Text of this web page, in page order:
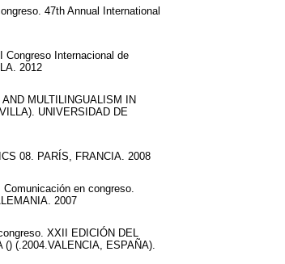
47th Annual International
Congreso Internacional de
2012
MULTILINGUALISM IN
UNIVERSIDAD DE
08. PARÍS, FRANCIA. 2008
en congreso.
2007
XXII EDICIÓN DEL
() (.2004.VALENCIA, ESPAÑA).